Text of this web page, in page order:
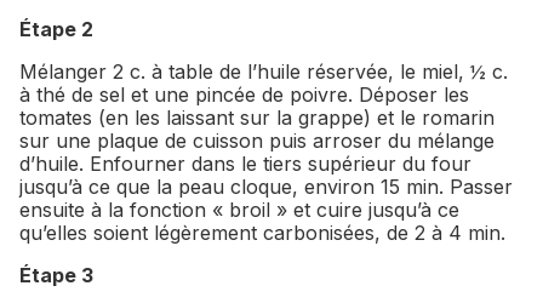
Étape 2
Mélanger 2 c. à table de l’huile réservée, le miel, ½ c.
à thé de sel et une pincée de poivre. Déposer les
tomates (en les laissant sur la grappe) et le romarin
sur une plaque de cuisson puis arroser du mélange
d’huile. Enfourner dans le tiers supérieur du four
jusqu’à ce que la peau cloque, environ 15 min. Passer
ensuite à la fonction « broil » et cuire jusqu’à ce
qu’elles soient légèrement carbonisées, de 2 à 4 min.
Étape 3